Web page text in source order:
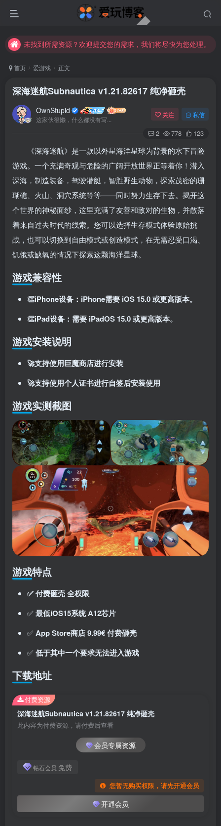
未找到所需资源？欢迎提交您的需求，我们将尽快为您处理。
苹果手机用户没有巨魔商店的点击此处获取保姆级安装教程
未找到所需资源？欢迎提交您的需求，我们将尽快为您处理。
首页 爱游戏 正文
深海迷航Subnautica v1.21.82617 纯净砸壳
OwnStupid
这家伙很懒，什么都没有写...
关注 私信
2 778 123
《深海迷航》是一款以外星海洋星球为背景的水下冒险
游戏。一个充满奇观与危险的广阔开放世界正等着你！潜入
深海，制造装备，驾驶潜艇，智胜野生动物，探索茂密的珊
瑚礁、火山、洞穴系统等等——同时努力生存下去。揭开这
个世界的神秘面纱，这里充满了友善和敌对的生物，并散落
着来自过去时代的线索。您可以选择生存模式体验原始挑
战，也可以切换到自由模式或创造模式，在无需忍受口渴、
饥饿或缺氧的情况下探索这颗海洋星球。
游戏兼容性
👏iPhone设备：iPhone需要 iOS 15.0 或更高版本。
👏iPad设备：需要 iPadOS 15.0 或更高版本。
游戏安装说明
🚀支持使用巨魔商店进行安装
🚀支持使用个人证书进行自签后安装使用
游戏实测截图
游戏特点
✅付费砸壳 全权限
✅最低iOS15系统 A12芯片
✅App Store商店 9.99€ 付费砸壳
✅低于其中一个要求无法进入游戏
下载地址
深海迷航Subnautica v1.21.82617 纯净砸壳
此内容为付费资源，请付费后查看
会员专属资源
钻石会员 免费
您暂无购买权限，请先开通会员
开通会员
付费资源
登录
没有账号？立即注册
用户名或邮箱
登录密码
记住登录 找回密码